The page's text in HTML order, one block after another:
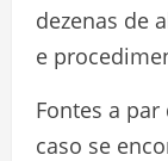
dezenas de
e
Fontes a
caso se